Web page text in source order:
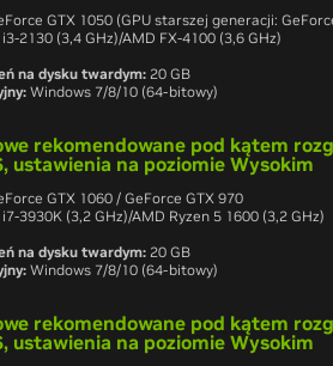
GTX 1050 (GPU starszej generacji:
2130 (3,4 GHz)/AMD FX-4100 (3,6 GHz)
na dysku twardym: 20 GB
Windows 7/8/10 (64-bitowy)
rekomendowane pod kątem
ustawienia na poziomie Wysokim
GTX 1060 / GeForce GTX 970
3930K (3,2 GHz)/AMD Ryzen 5 1600 (3,2 GHz)
na dysku twardym: 20 GB
Windows 7/8/10 (64-bitowy)
rekomendowane pod kątem
ustawienia na poziomie Wysokim